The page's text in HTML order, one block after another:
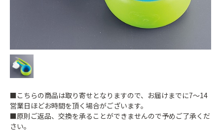
■こちらの商品は取り寄せとなりますので、お届けまでに7～14
営業日ほどお時間を頂く場合がございます。
■原則ご返品、交換を承ることができませんので予めご了承くだ
さい。